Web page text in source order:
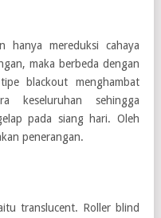
hanya mereduksi cahaya
maka berbeda dengan
blackout menghambat
keseluruhan sehingga
pada siang hari. Oleh
penerangan.
translucent. Roller blind